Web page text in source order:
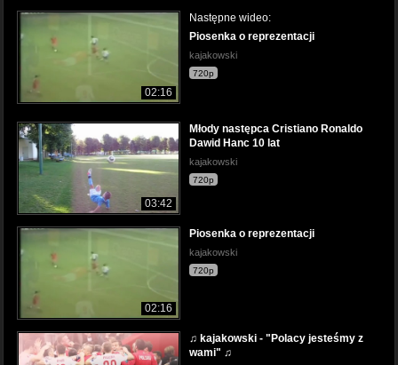
02:16
Następne wideo:
Piosenka o reprezentacji
kajakowski
720p
03:42
Młody następca Cristiano Ronaldo
Dawid Hanc 10 lat
kajakowski
720p
02:16
Piosenka o reprezentacji
kajakowski
720p
♫ kajakowski - "Polacy jesteśmy z
wami" ♫